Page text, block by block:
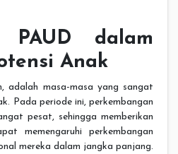
PAUD dalam
Anak
adalah masa-masa yang sangat
Pada periode ini, perkembangan
pesat, sehingga memberikan
memengaruhi perkembangan
mereka dalam jangka panjang.